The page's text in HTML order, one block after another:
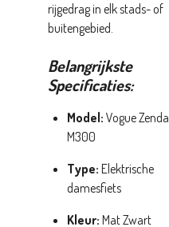
rijgedrag in elk stads- of
buitengebied.
Belangrijkste
Specificaties:
Model: Vogue Zenda
M300
Type: Elektrische
damesfiets
Kleur: Mat Zwart